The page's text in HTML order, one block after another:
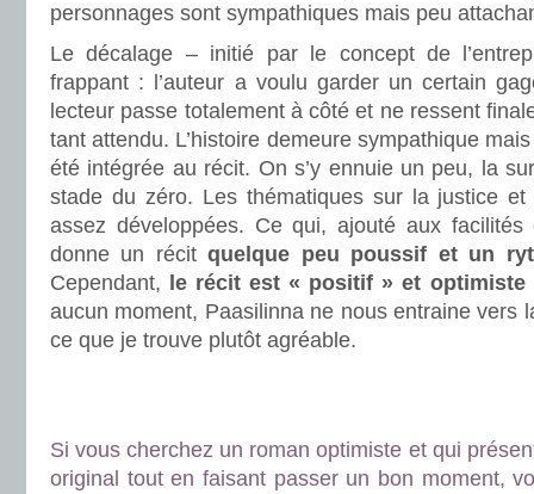
personnages sont sympathiques mais peu
Le décalage – initié par le concept de
frappant : l’auteur a voulu garder un certain
lecteur passe totalement à côté et ne ressent
tant attendu. L’histoire demeure sympathique
été intégrée au récit. On s’y ennuie un peu, la
stade du zéro. Les thématiques sur la justice et
assez développées. Ce qui, ajouté aux facilités
donne un récitquelque peu poussif et un
Cependant,
le récit est « positif » et optimiste
aucun moment, Paasilinna ne nous entraine vers
ce que je trouve plutôt agréable.
Si vous cherchez un roman optimiste et qui
original tout en faisant passer un bon moment,